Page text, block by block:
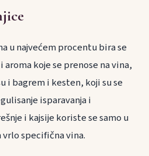
u najvećem procentu bira se
koje se prenose na vina,
i bagrem i kesten, koji su se
isparavanja i
i kajsije koriste se samo u
specifična vina.